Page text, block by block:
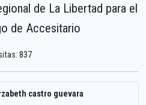
de La Libertad para el
de Accesitario
837
castro guevara